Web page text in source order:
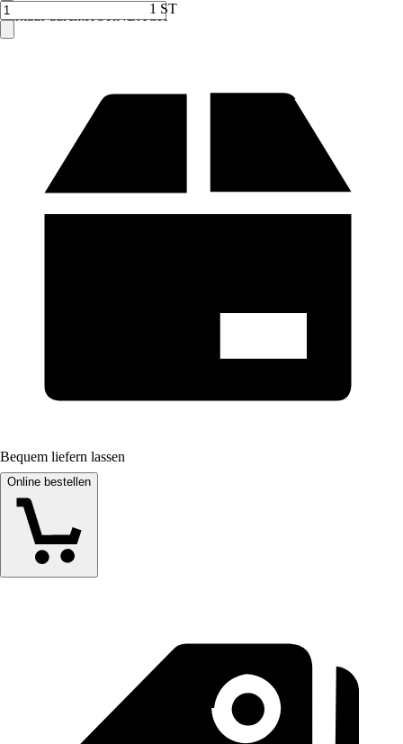
Verkauf durch:HORNBACH
1 ST
Bequem liefern lassen
Online bestellen